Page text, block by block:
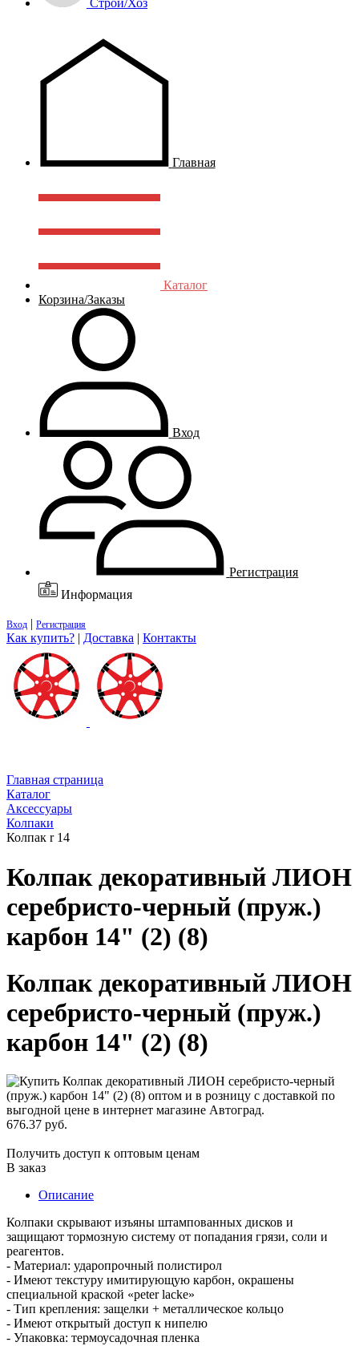
Строй/Хоз
Главная
Каталог
Корзина/Заказы
Вход
Регистрация
Информация
Вход | Регистрация
Как купить? | Доставка | Контакты
Главная страница
Каталог
Аксессуары
Колпаки
Колпак r 14
Колпак декоративный ЛИОН
серебристо-черный (пруж.)
карбон 14" (2) (8)
Колпак декоративный ЛИОН
серебристо-черный (пруж.)
карбон 14" (2) (8)
676.37 руб.
Получить доступ к оптовым ценам
В заказ
Описание
Колпаки скрывают изъяны штампованных дисков и
защищают тормозную систему от попадания грязи, соли и
реагентов.
- Материал: ударопрочный полистирол
- Имеют текстуру имитирующую карбон, окрашены
специальной краской «peter lacke»
- Тип крепления: защелки + металлическое кольцо
- Имеют открытый доступ к нипелю
- Упаковка: термоусадочная пленка